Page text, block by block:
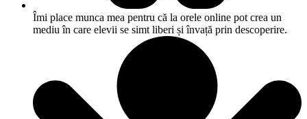
Îmi place munca mea pentru că la orele online pot crea un
mediu în care elevii se simt liberi și învață prin descoperire.